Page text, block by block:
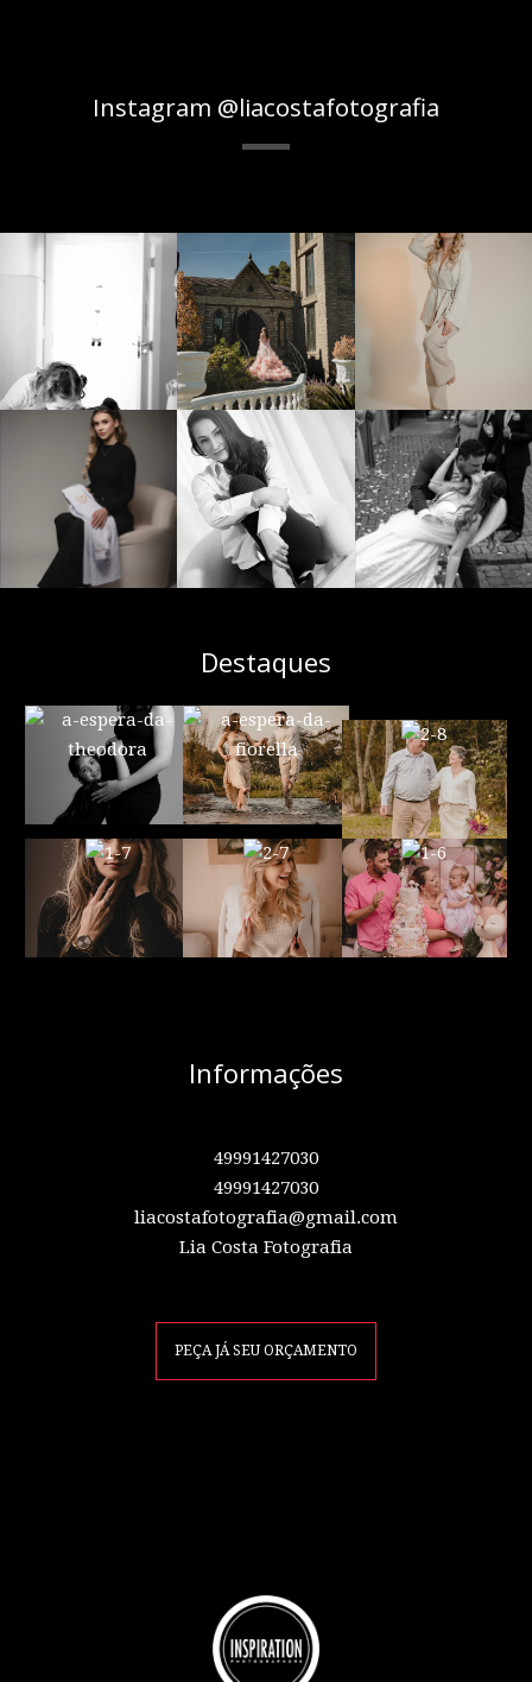
Instagram @liacostafotografia
Destaques
Informações
49991427030
49991427030
liacostafotografia@gmail.com
Lia Costa Fotografia
PEÇA JÁ SEU ORÇAMENTO